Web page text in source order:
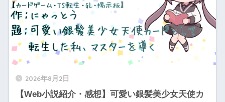
2026年8月2日
【Web小説紹介・感想】可愛い銀髪美少女天使カ